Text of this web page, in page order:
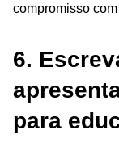
compromisso
6.
para